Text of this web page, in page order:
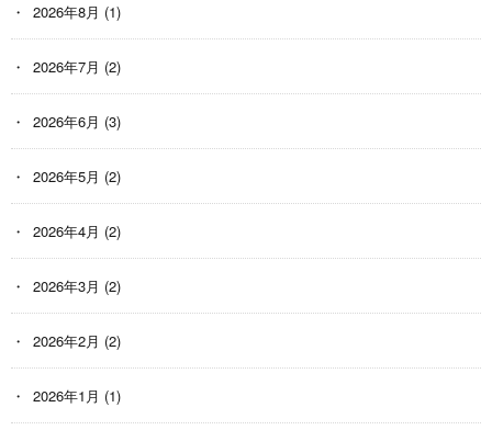
2026年8月 (1)
2026年7月 (2)
2026年6月 (3)
2026年5月 (2)
2026年4月 (2)
2026年3月 (2)
2026年2月 (2)
2026年1月 (1)